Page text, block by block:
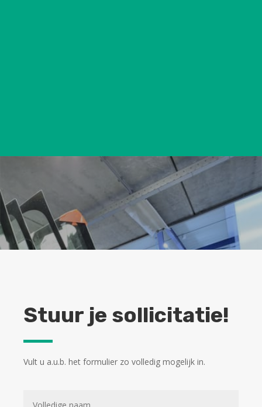
Stuur je sollicitatie!
Vult u a.u.b. het formulier zo volledig mogelijk in.